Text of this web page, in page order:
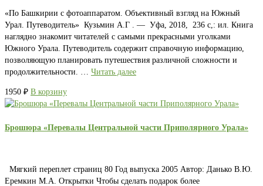
«По Башкирии с фотоаппаратом. Объективный взгляд на Южный
Урал. Путеводитель» Кузьмин А.Г . — Уфа, 2018, 236 с,: ил. Книга
наглядно знакомит читателей с самыми прекрасными уголками
Южного Урала. Путеводитель содержит справочную информацию,
позволяющую планировать путешествия различной сложности и
продолжительности. … Читать далее
1950 ₽ В корзину
Брошюра «Перевалы Центральной части Приполярного Урала»
Мягкий переплет страниц 80 Год выпуска 2005 Автор: Данько В.Ю.
Еремкин М.А. Открытки Чтобы сделать подарок более